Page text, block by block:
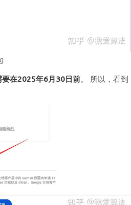
要在2025年6月30日前。 所以，看到